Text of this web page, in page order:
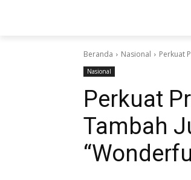
Beranda Nasional Perkuat
Nasional
Perkuat
Tambah